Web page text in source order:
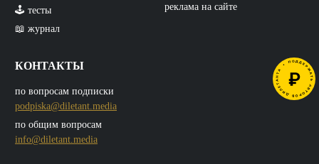
🕹️ тесты
📖 журнал
КОНТАКТЫ
по вопросам подписки
podpiska@diletant.media
по общим вопросам
info@diletant.media
реклама на сайте